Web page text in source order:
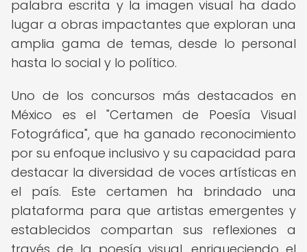
palabra escrita y la imagen visual ha dado
lugar a obras impactantes que exploran una
amplia gama de temas, desde lo personal
hasta lo social y lo político.
Uno de los concursos más destacados en
México es el "Certamen de Poesía Visual
Fotográfica", que ha ganado reconocimiento
por su enfoque inclusivo y su capacidad para
destacar la diversidad de voces artísticas en
el país. Este certamen ha brindado una
plataforma para que artistas emergentes y
establecidos compartan sus reflexiones a